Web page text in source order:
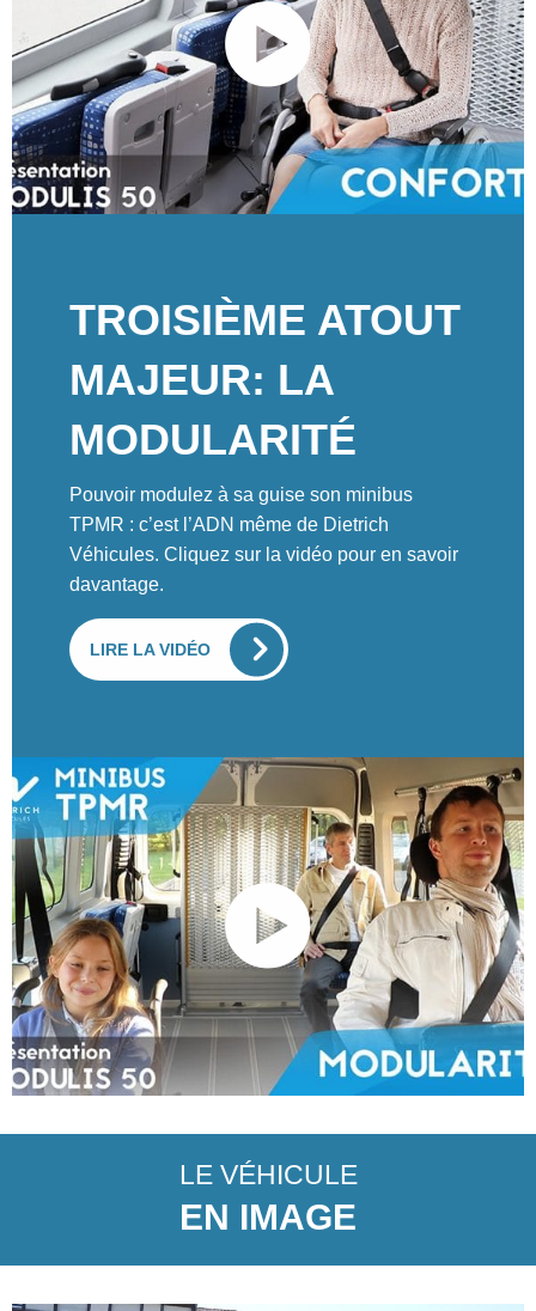
TROISIÈME ATOUT
MAJEUR: LA
MODULARITÉ
Pouvoir modulez à sa guise son minibus
TPMR : c’est l’ADN même de Dietrich
Véhicules. Cliquez sur la vidéo pour en savoir
davantage.
LIRE LA VIDÉO
LE VÉHICULE
EN IMAGE